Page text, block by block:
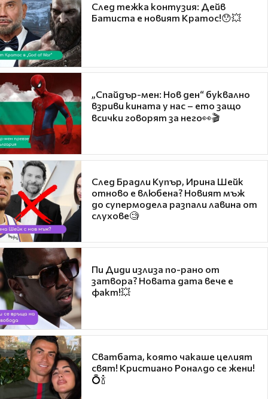
След тежка контузия: Дейв
Батиста е новият Кратос!😯💥
„Спайдър-мен: Нов ден“ буквално
взриви кината у нас – ето защо
всички говорят за него👀🎬
След Брадли Купър, Ирина Шейк
отново е влюбена? Новият мъж
до супермодела разпали лавина от
слухове🧐
Пи Диди излиза по-рано от
затвора? Новата дата вече е
факт!💥
Сватбата, която чакаше целият
свят! Кристиано Роналдо се жени!
💍🍾